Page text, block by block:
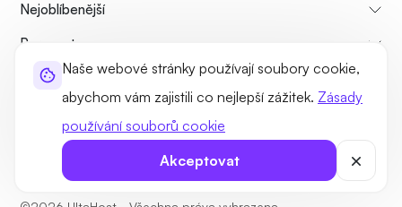
Naše webové stránky používají soubory cookie,
abychom vám zajistili co nejlepší zážitek. Zásady
používání souborů cookie
Akceptovat
Nejoblíbenější
Porovnat
Tutoriály
Zásady zrušení a vrácení peněz
Zásady ochrany osobních údajů